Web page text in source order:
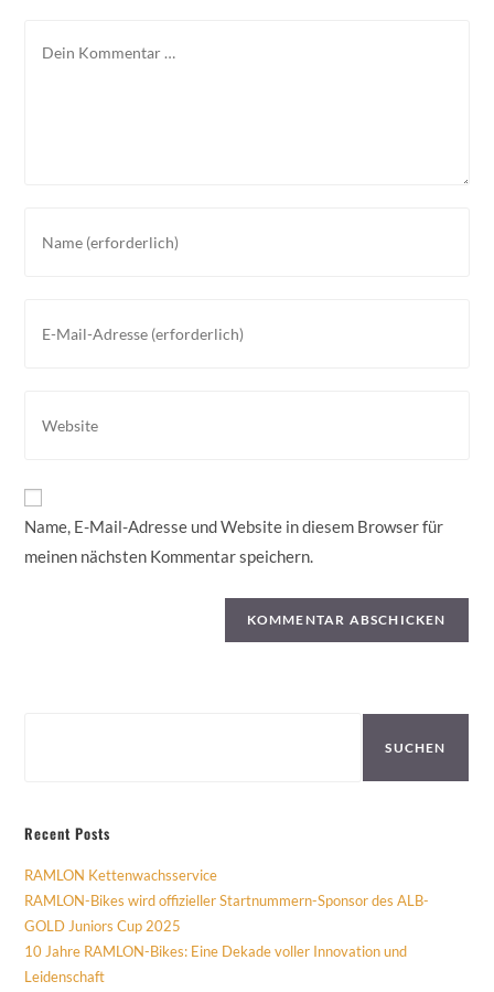
deinen
Benutzernamen
deine
Adresse
ein
deine
URL
(optional)
Name, E-Mail-Adresse und Website in diesem Browser für
meinen nächsten Kommentar speichern.
SUCHEN
Recent Posts
RAMLON Kettenwachsservice
RAMLON-Bikes wird offizieller Startnummern-Sponsor des ALB-
GOLD Juniors Cup 2025
10 Jahre RAMLON-Bikes: Eine Dekade voller Innovation und
Leidenschaft